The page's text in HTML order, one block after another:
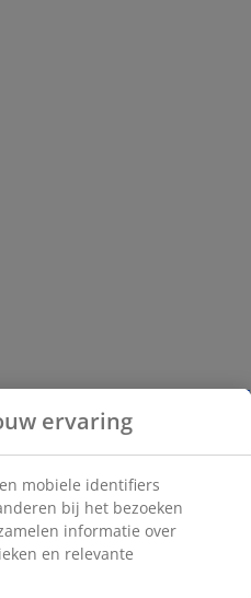
ervaring
mobiele identifiers
bij het bezoeken
informatie over
en relevante